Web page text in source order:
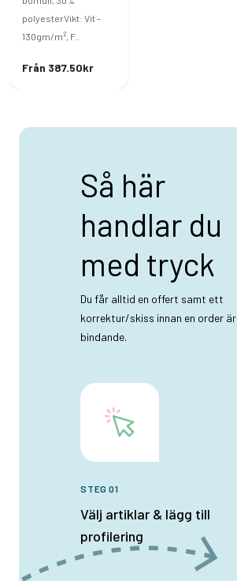
polyesterVikt: Vit -
130gm/m², F..
Från 387.50kr
Så här
handlar du
med tryck
Du får alltid en offert samt ett
korrektur/skiss innan en order är
bindande.
STEG 01
Välj artiklar & lägg till
profilering